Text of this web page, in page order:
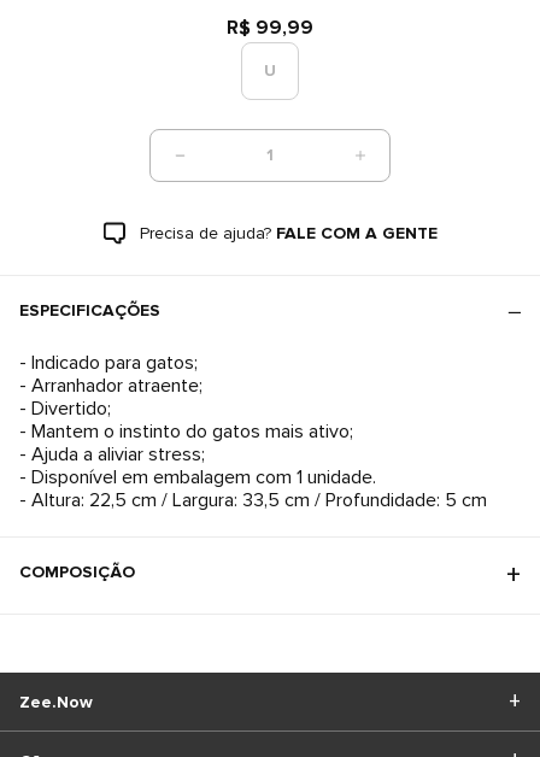
R$ 99,99
U
1
Precisa de ajuda? FALE COM A GENTE
ESPECIFICAÇÕES
- Indicado para gatos;
- Arranhador atraente;
- Divertido;
- Mantem o instinto do gatos mais ativo;
- Ajuda a aliviar stress;
- Disponível em embalagem com 1 unidade.
- Altura: 22,5 cm / Largura: 33,5 cm / Profundidade: 5 cm
COMPOSIÇÃO
Zee.Now